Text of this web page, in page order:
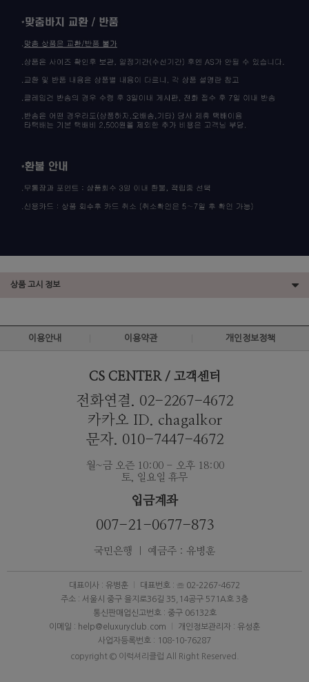
상품 고시 정보
이용안내 이용약관 개인정보정책
CS CENTER / 고객센터
전화연결. 02-2267-4672
카카오 ID. chagalkor
문자. 010-7447-4672
월~금 오즌 10:00 - 오후 18:00
토, 일요일 휴무
입금계좌
007-21-0677-873
국민은행 ｜ 예금주 : 유병훈
대표이사 : 유병훈
대표번호 : ☏ 02-2267-4672
주소 : 서울시 중구 을지로36길 35,14공구 571A호 3층
통신판매업신고번호 : 중구 06132호
이메일 : help@eluxuryclub.com
개인정보관리자 : 유성훈
사업자등록번호 : 108-10-76287
copyright © 이럭셔리클럽 All Right Reserved.